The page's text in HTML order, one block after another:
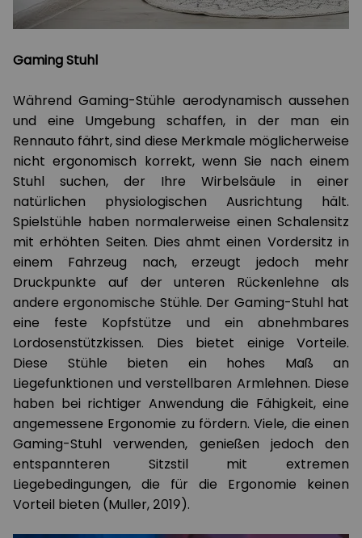
Gaming Stuhl
Während Gaming-Stühle aerodynamisch aussehen
und eine Umgebung schaffen, in der man ein
Rennauto fährt, sind diese Merkmale möglicherweise
nicht ergonomisch korrekt, wenn Sie nach einem
Stuhl suchen, der Ihre Wirbelsäule in einer
natürlichen physiologischen Ausrichtung hält.
Spielstühle haben normalerweise einen Schalensitz
mit erhöhten Seiten. Dies ahmt einen Vordersitz in
einem Fahrzeug nach, erzeugt jedoch mehr
Druckpunkte auf der unteren Rückenlehne als
andere ergonomische Stühle. Der Gaming-Stuhl hat
eine feste Kopfstütze und ein abnehmbares
Lordosenstützkissen. Dies bietet einige Vorteile.
Diese Stühle bieten ein hohes Maß an
Liegefunktionen und verstellbaren Armlehnen. Diese
haben bei richtiger Anwendung die Fähigkeit, eine
angemessene Ergonomie zu fördern. Viele, die einen
Gaming-Stuhl verwenden, genießen jedoch den
entspannteren Sitzstil mit extremen
Liegebedingungen, die für die Ergonomie keinen
Vorteil bieten (Muller, 2019).